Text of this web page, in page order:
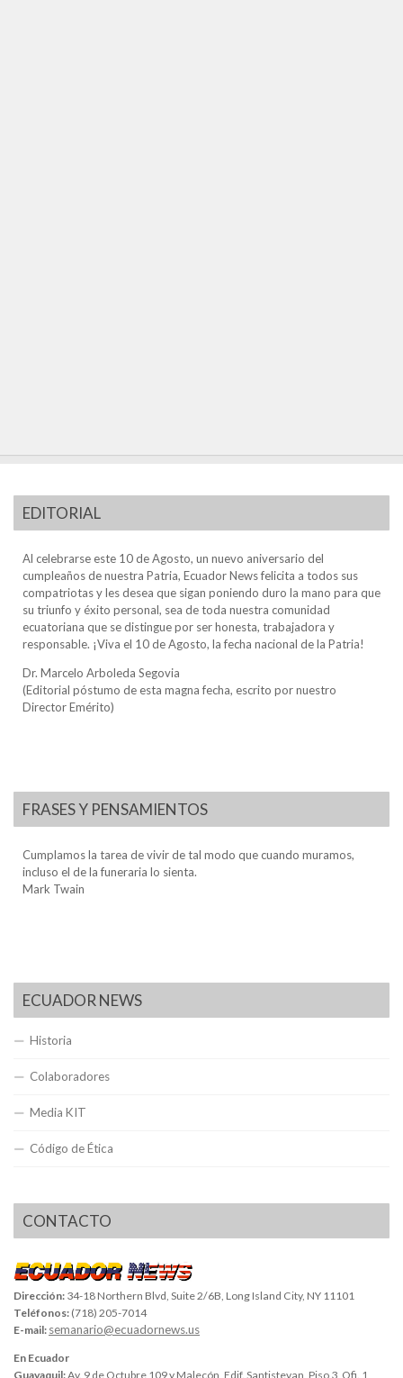
EDITORIAL
Al celebrarse este 10 de Agosto, un nuevo aniversario del
cumpleaños de nuestra Patria, Ecuador News felicita a todos sus
compatriotas y les desea que sigan poniendo duro la mano para que
su triunfo y éxito personal, sea de toda nuestra comunidad
ecuatoriana que se distingue por ser honesta, trabajadora y
responsable. ¡Viva el 10 de Agosto, la fecha nacional de la Patria!
Dr. Marcelo Arboleda Segovia
(Editorial póstumo de esta magna fecha, escrito por nuestro
Director Emérito)
FRASES Y PENSAMIENTOS
Cumplamos la tarea de vivir de tal modo que cuando muramos,
incluso el de la funeraria lo sienta.
Mark Twain
ECUADOR NEWS
Historia
Colaboradores
Media KIT
Código de Ética
CONTACTO
Dirección: 34-18 Northern Blvd, Suite 2/6B, Long Island City, NY 11101
Teléfonos: (718) 205-7014
E-mail: semanario@ecuadornews.us
En Ecuador
Guayaquil:Av. 9 de Octubre 109 y Malecón, Edif. Santistevan, Piso 3, Ofi. 1